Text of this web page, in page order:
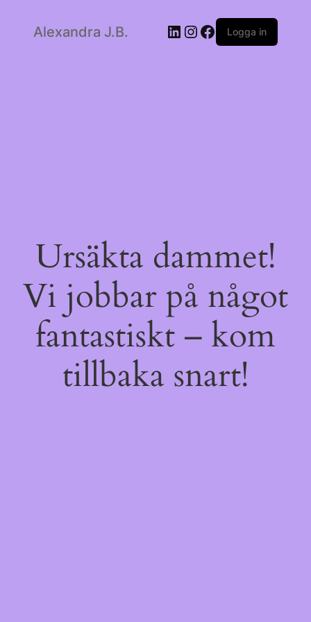
Alexandra J.B. LinkedIn
Instagram
Facebook
Logga in
Ursäkta dammet!
Vi jobbar på något
fantastiskt – kom
tillbaka snart!